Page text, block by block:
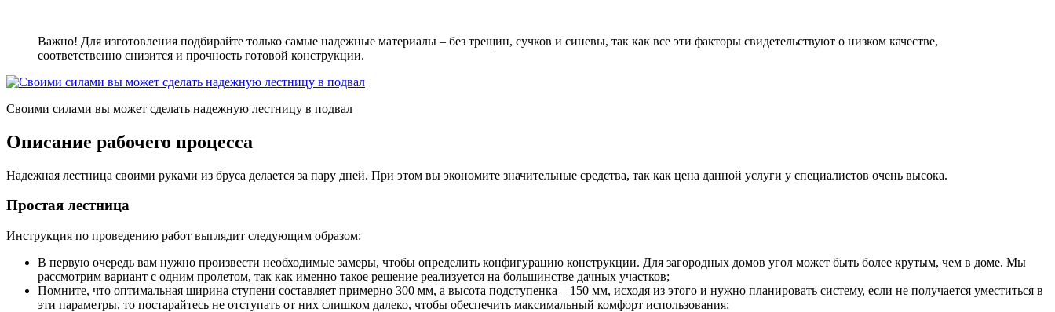
Важно! Для изготовления подбирайте только самые надежные материалы – без трещин, сучков и синевы, так как все эти факторы свидетельствуют о низком качестве,
соответственно снизится и прочность готовой конструкции.
Своими силами вы может сделать надежную лестницу в подвал
Описание рабочего процесса
Надежная лестница своими руками из бруса делается за пару дней. При этом вы экономите значительные средства, так как цена данной услуги у специалистов очень высока.
Простая лестница
Инструкция по проведению работ выглядит следующим образом:
В первую очередь вам нужно произвести необходимые замеры, чтобы определить конфигурацию конструкции. Для загородных домов угол может быть более крутым, чем в доме. Мы
рассмотрим вариант с одним пролетом, так как именно такое решение реализуется на большинстве дачных участков;
Помните, что оптимальная ширина ступени составляет примерно 300 мм, а высота подступенка – 150 мм, исходя из этого и нужно планировать систему, если не получается уместиться в
эти параметры, то постарайтесь не отступать от них слишком далеко, чтобы обеспечить максимальный комфорт использования;